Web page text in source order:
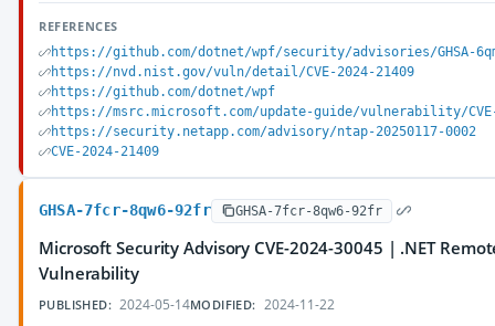
REFERENCES
https://github.com/dotnet/wpf/security/advisories/GHSA-
https://nvd.nist.gov/vuln/detail/CVE-2024-21409
https://github.com/dotnet/wpf
https://msrc.microsoft.com/update-guide/vulnerability/CVE-
https://security.netapp.com/advisory/ntap-20250117-0002
CVE-2024-21409
GHSA-7fcr-8qw6-92fr GHSA-7fcr-8qw6-92fr
Microsoft Security Advisory CVE-2024-30045 | .NET
Vulnerability
PUBLISHED: 2024-05-14MODIFIED: 2024-11-22